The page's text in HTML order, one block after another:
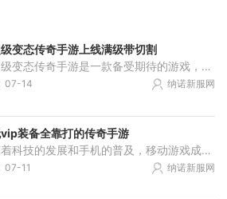
变态传奇手游上线满级带切割
超级变态传奇手游是一款备受期待的游戏，它的上线引起了广大玩家的关注与热议。这款手游以独特的玩法和创新的游戏模式吸引了众多玩家的喜爱与追捧。今天，就让我们来一起了解
07-14 纳诺新服网
装备全靠打的传奇手游
随着科技的发展和手机的普及，移动游戏成为了现代人休闲娱乐的主流方式之一。而作为经典的2D游戏，《传奇》手游在游戏界一直保持着极高的人气。这款游戏以其独特的玩法，精彩的
07-11 纳诺新服网